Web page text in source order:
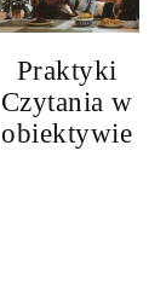
Praktyki
Czytania w
obiektywie